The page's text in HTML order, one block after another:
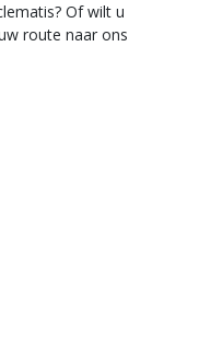
Of wilt u
route naar ons